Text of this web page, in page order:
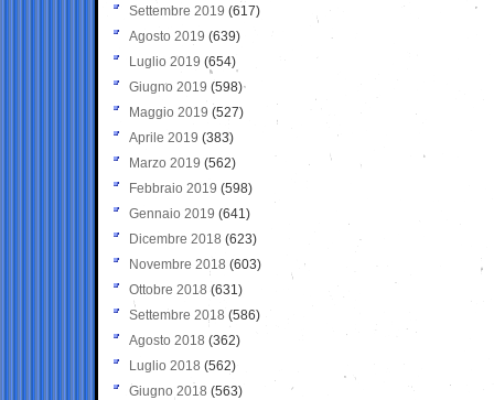
Settembre 2019 (617)
Agosto 2019 (639)
Luglio 2019 (654)
Giugno 2019 (598)
Maggio 2019 (527)
Aprile 2019 (383)
Marzo 2019 (562)
Febbraio 2019 (598)
Gennaio 2019 (641)
Dicembre 2018 (623)
Novembre 2018 (603)
Ottobre 2018 (631)
Settembre 2018 (586)
Agosto 2018 (362)
Luglio 2018 (562)
Giugno 2018 (563)